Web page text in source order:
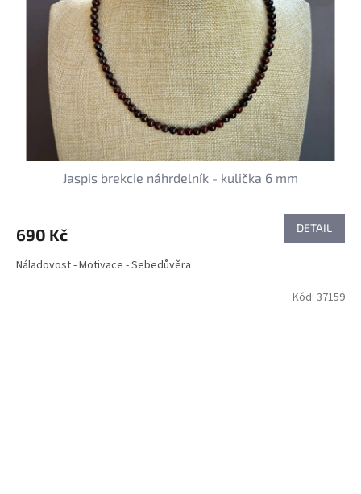
Jaspis brekcie náhrdelník - kulička 6 mm
690 Kč DETAIL
Náladovost - Motivace - Sebedůvěra
Kód: 37159